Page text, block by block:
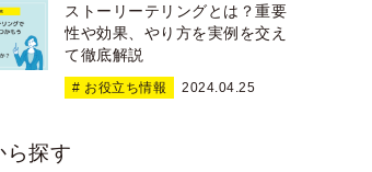
ストーリーテリングとは？重要
性や効果、やり方を実例を交え
て徹底解説
# お役立ち情報 2024.04.25
ら探す